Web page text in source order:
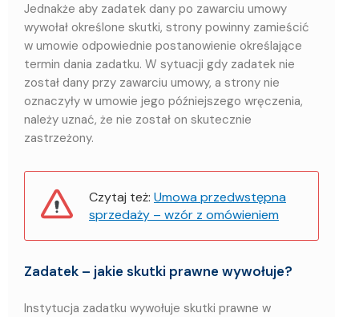
Jednakże aby zadatek dany po zawarciu umowy
wywołał określone skutki, strony powinny zamieścić
w umowie odpowiednie postanowienie określające
termin dania zadatku. W sytuacji gdy zadatek nie
został dany przy zawarciu umowy, a strony nie
oznaczyły w umowie jego późniejszego wręczenia,
należy uznać, że nie został on skutecznie
zastrzeżony.
Czytaj też: Umowa przedwstępna
sprzedaży – wzór z omówieniem
Zadatek – jakie skutki prawne wywołuje?
Instytucja zadatku wywołuje skutki prawne w